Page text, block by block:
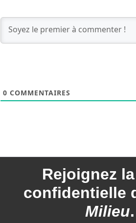
0 COMMENTAIRES
Rejoignez la
confidentielle
Milieu.